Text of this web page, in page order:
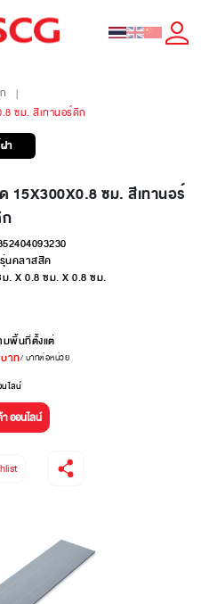
|
ซม. สีเทานอร์ดิก
า
15X300X0.8 ซม. สีเทานอร์
นคลาสสิค
. X 0.8 ซม. X 0.8 ซม.
มพื้นที่ตั้งแต่
บาท/ บาทต่อหน่วย
ไลน์
ออนไลน์